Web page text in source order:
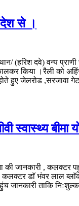
से ।
(हरिश दवे) वन्य
किया ।रैली को
हुए जेलरोड ,सरजावा
स्वास्थ्य बीमा
की जानकारी , कलक्टर
डाॅ भंवर लाल
जानकारी ताकि